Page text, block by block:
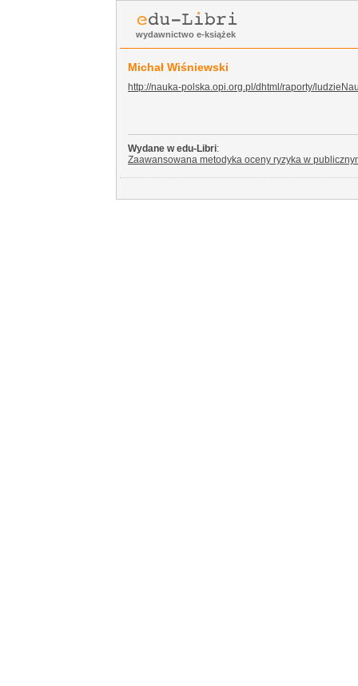
wydawnictwo e-książek
Michał Wiśniewski
http://nauka-polska.opi.org.pl/dhtml/raporty/
Wydane w edu-Libri:
Zaawansowana metodyka oceny ryzyka w